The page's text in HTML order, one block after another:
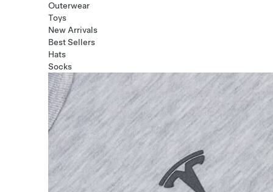
Outerwear
Toys
New Arrivals
Best Sellers
Hats
Socks